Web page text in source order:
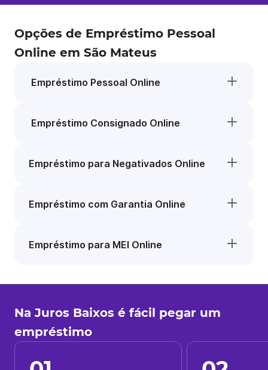
Opções de Empréstimo Pessoal
Online em São Mateus
Empréstimo Pessoal Online
Empréstimo Consignado Online
Empréstimo para Negativados Online
Empréstimo com Garantia Online
Empréstimo para MEI Online
Na Juros Baixos é fácil pegar um
empréstimo